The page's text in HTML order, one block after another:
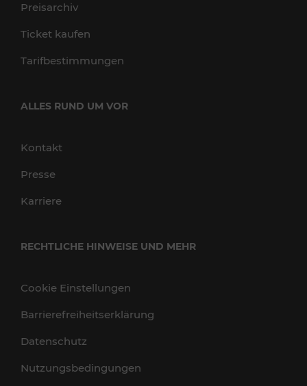
Preisarchiv
Ticket kaufen
Tarifbestimmungen
ALLES RUND UM VOR
Kontakt
Presse
Karriere
RECHTLICHE HINWEISE UND MEHR
Cookie Einstellungen
Barrierefreiheitserklärung
Datenschutz
Nutzungsbedingungen